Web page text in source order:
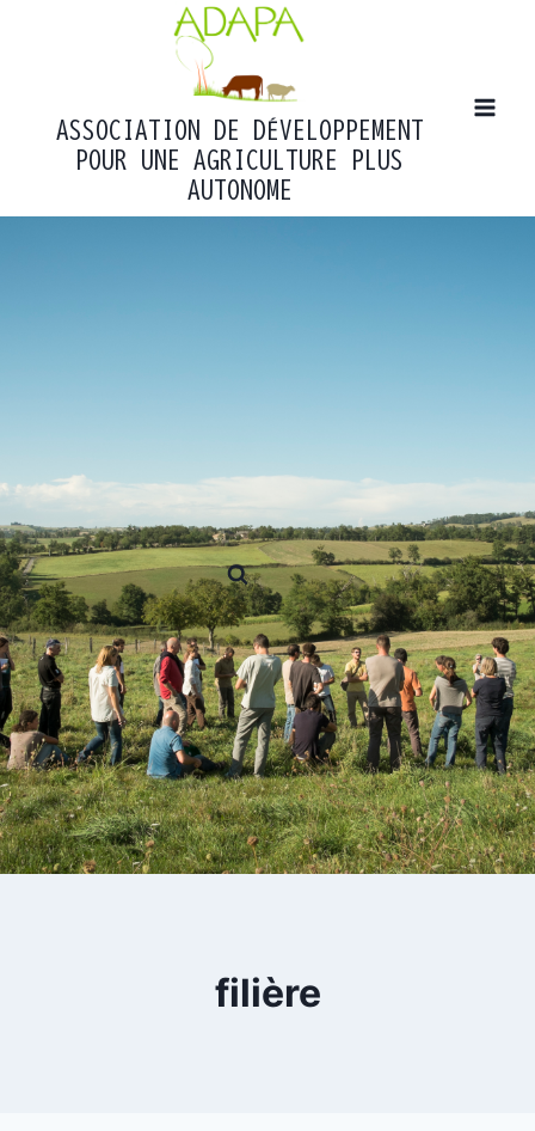
ASSOCIATION DE DÉVELOPPEMENT
POUR UNE AGRICULTURE PLUS
AUTONOME
filière